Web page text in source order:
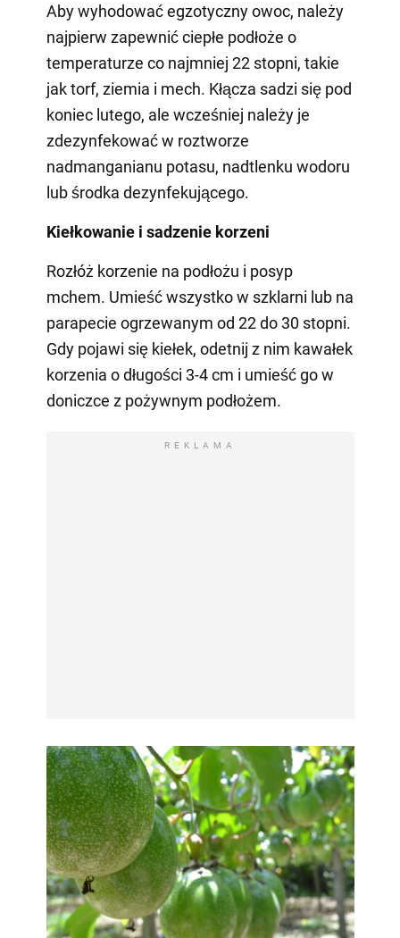
Aby wyhodować egzotyczny owoc, należy
najpierw zapewnić ciepłe podłoże o
temperaturze co najmniej 22 stopni, takie
jak torf, ziemia i mech. Kłącza sadzi się pod
koniec lutego, ale wcześniej należy je
zdezynfekować w roztworze
nadmanganianu potasu, nadtlenku wodoru
lub środka dezynfekującego.
Kiełkowanie i sadzenie korzeni
Rozłóż korzenie na podłożu i posyp
mchem. Umieść wszystko w szklarni lub na
parapecie ogrzewanym od 22 do 30 stopni.
Gdy pojawi się kiełek, odetnij z nim kawałek
korzenia o długości 3-4 cm i umieść go w
doniczce z pożywnym podłożem.
REKLAMA